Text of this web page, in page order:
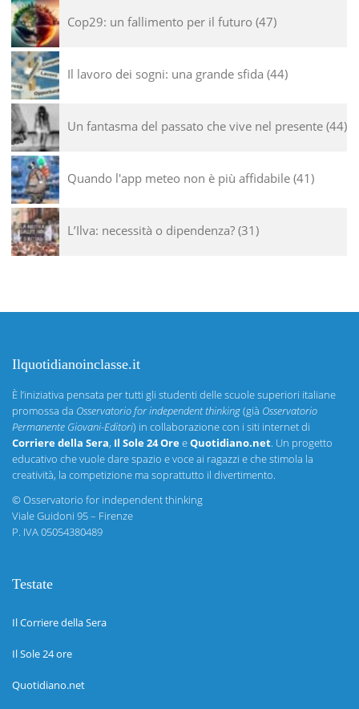
Cop29: un fallimento per il futuro 47
Il lavoro dei sogni: una grande sfida 44
Un fantasma del passato che vive nel presente 44
Quando l'app meteo non è più affidabile 41
L’Ilva: necessità o dipendenza? 31
Ilquotidianoinclasse.it
È l’iniziativa pensata per tutti gli studenti delle scuole superiori italiane
promossa da Osservatorio for independent thinking(già Osservatorio
Permanente Giovani-Editori) in collaborazione con i siti internet di
Corriere della Sera, Il Sole 24 OreeQuotidiano.net. Un progetto
educativo che vuole dare spazio e voce ai ragazzi e che stimola la
creatività, la competizione ma soprattutto il divertimento.
©Osservatorio for independent thinking
Viale Guidoni 95 – Firenze
P. IVA 05054380489
Testate
Il Corriere della Sera
Il Sole 24 ore
Quotidiano.net